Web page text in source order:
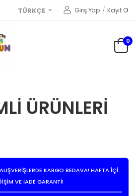
TÜRKÇE Giriş Yap / Kayıt Ol
0
ÜRÜNLERI
KARGO BEDAVA! HAFTA İÇİ
VE İADE GARANTİ!